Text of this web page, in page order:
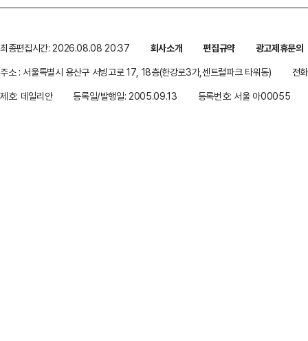
최종편집시간: 2026.08.08 20:37 회사소개 편집규약
광고제휴문의
주소 : 서울특별시 용산구 서빙고로 17, 18층(한강로3가,센트럴파크 타워동)
전
제호: 데일리안
등록일/발행일: 2005.09.13 등록번호: 서울 아00055